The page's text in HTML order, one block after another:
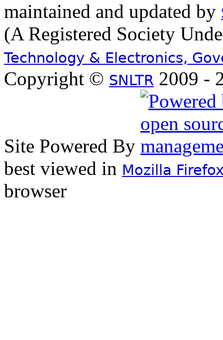
maintained and updated by
(A Registered Society
Technology & Electronics,
Copyright © SNLTR 2009 -
Site Powered By
best viewed in Mozilla
browser